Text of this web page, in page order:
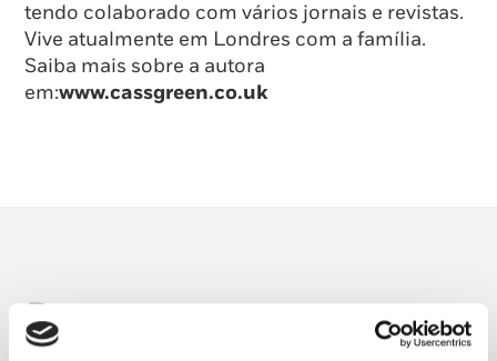
tendo colaborado com vários jornais e revistas.
Vive atualmente em Londres com a família.
Saiba mais sobre a autora
em:www.cassgreen.co.uk
Do mesmo autor